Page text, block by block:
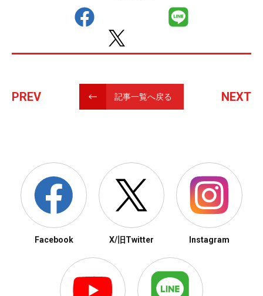
PREV 記事一覧へ戻る NEXT
Facebook X/旧Twitter Instagram